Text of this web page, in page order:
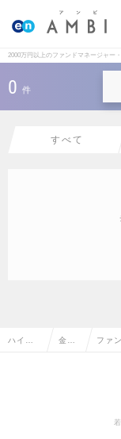
2000万円以上のファンドマネージャー
0 件
すべて
ハイク 金融 ファ
レー